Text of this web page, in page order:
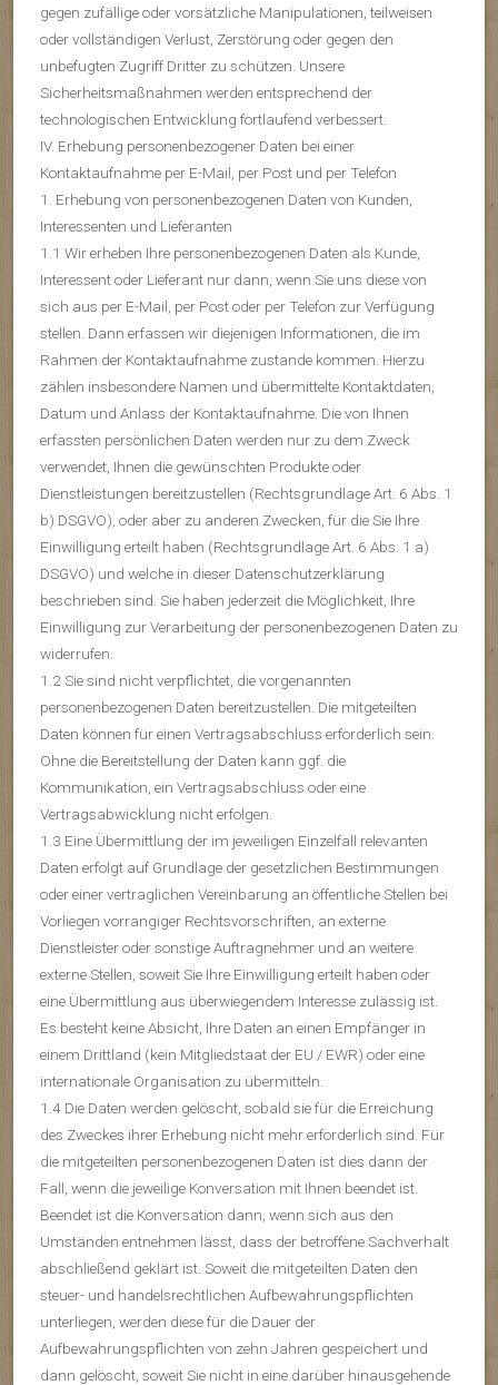
gegen zufällige oder vorsätzliche Manipulationen, teilweisen
oder vollständigen Verlust, Zerstörung oder gegen den
unbefugten Zugriff Dritter zu schützen. Unsere
Sicherheitsmaßnahmen werden entsprechend der
technologischen Entwicklung fortlaufend verbessert.
IV. Erhebung personenbezogener Daten bei einer
Kontaktaufnahme per E-Mail, per Post und per Telefon
1. Erhebung von personenbezogenen Daten von Kunden,
Interessenten und Lieferanten
1.1 Wir erheben Ihre personenbezogenen Daten als Kunde,
Interessent oder Lieferant nur dann, wenn Sie uns diese von
sich aus per E-Mail, per Post oder per Telefon zur Verfügung
stellen. Dann erfassen wir diejenigen Informationen, die im
Rahmen der Kontaktaufnahme zustande kommen. Hierzu
zählen insbesondere Namen und übermittelte Kontaktdaten,
Datum und Anlass der Kontaktaufnahme. Die von Ihnen
erfassten persönlichen Daten werden nur zu dem Zweck
verwendet, Ihnen die gewünschten Produkte oder
Dienstleistungen bereitzustellen (Rechtsgrundlage Art. 6 Abs. 1
b) DSGVO), oder aber zu anderen Zwecken, für die Sie Ihre
Einwilligung erteilt haben (Rechtsgrundlage Art. 6 Abs. 1 a)
DSGVO) und welche in dieser Datenschutzerklärung
beschrieben sind. Sie haben jederzeit die Möglichkeit, Ihre
Einwilligung zur Verarbeitung der personenbezogenen Daten zu
widerrufen.
1.2 Sie sind nicht verpflichtet, die vorgenannten
personenbezogenen Daten bereitzustellen. Die mitgeteilten
Daten können für einen Vertragsabschluss erforderlich sein.
Ohne die Bereitstellung der Daten kann ggf. die
Kommunikation, ein Vertragsabschluss oder eine
Vertragsabwicklung nicht erfolgen.
1.3 Eine Übermittlung der im jeweiligen Einzelfall relevanten
Daten erfolgt auf Grundlage der gesetzlichen Bestimmungen
oder einer vertraglichen Vereinbarung an öffentliche Stellen bei
Vorliegen vorrangiger Rechtsvorschriften, an externe
Dienstleister oder sonstige Auftragnehmer und an weitere
externe Stellen, soweit Sie Ihre Einwilligung erteilt haben oder
eine Übermittlung aus überwiegendem Interesse zulässig ist.
Es besteht keine Absicht, Ihre Daten an einen Empfänger in
einem Drittland (kein Mitgliedstaat der EU / EWR) oder eine
internationale Organisation zu übermitteln.
1.4 Die Daten werden gelöscht, sobald sie für die Erreichung
des Zweckes ihrer Erhebung nicht mehr erforderlich sind. Für
die mitgeteilten personenbezogenen Daten ist dies dann der
Fall, wenn die jeweilige Konversation mit Ihnen beendet ist.
Beendet ist die Konversation dann, wenn sich aus den
Umständen entnehmen lässt, dass der betroffene Sachverhalt
abschließend geklärt ist. Soweit die mitgeteilten Daten den
steuer- und handelsrechtlichen Aufbewahrungspflichten
unterliegen, werden diese für die Dauer der
Aufbewahrungspflichten von zehn Jahren gespeichert und
dann gelöscht, soweit Sie nicht in eine darüber hinausgehende